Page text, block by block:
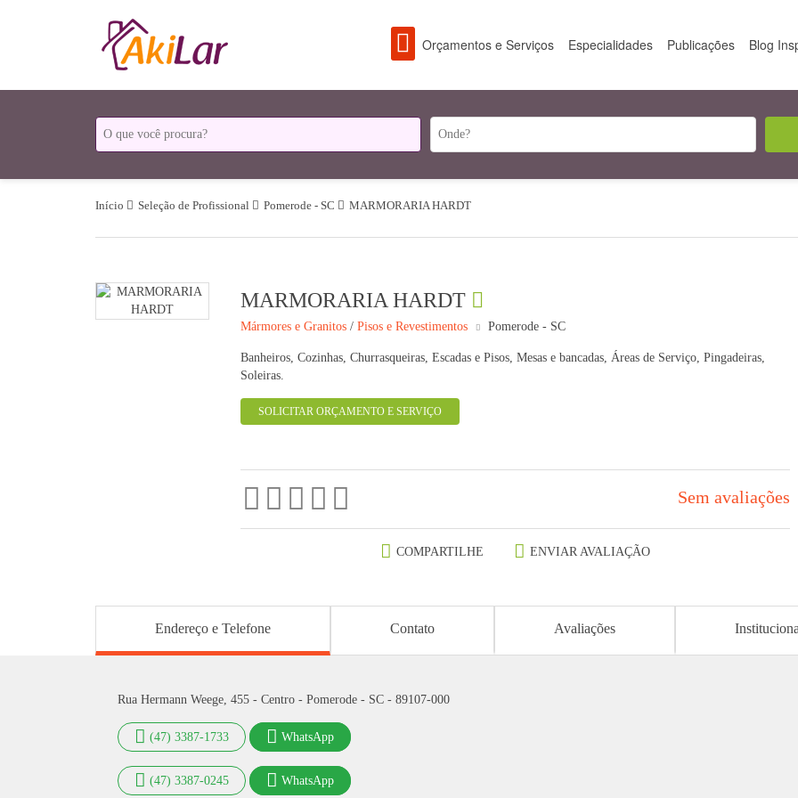
Orçamentos e Serviços Especialidades Publicações Blog
Início Seleção de Profissional Pomerode - SC MARMORARIA HARDT
MARMORARIA HARDT
Mármores e Granitos /Pisos e Revestimentos Pomerode - SC
Banheiros, Cozinhas, Churrasqueiras, Escadas e Pisos, Mesas e bancadas, Áreas de Serviço, Pingadeiras,
Soleiras.
SOLICITAR ORÇAMENTO E SERVIÇO
Sem avaliações
COMPARTILHE ENVIAR AVALIAÇÃO
Endereço e Telefone Contato Avaliações
Rua Hermann Weege, 455 - Centro - Pomerode - SC - 89107-000
(47) 3387-1733 WhatsApp
(47) 3387-0245 WhatsApp